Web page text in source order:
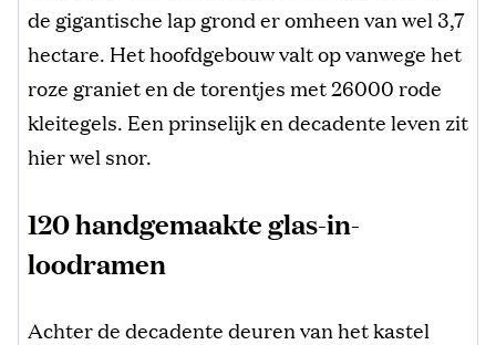
de gigantische lap grond er omheen van wel 3,7
hectare. Het hoofdgebouw valt op vanwege het
roze graniet en de torentjes met 26000 rode
kleitegels. Een prinselijk en decadente leven zit
hier wel snor.
120 handgemaakte glas-in-
loodramen
Achter de decadente deuren van het kastel